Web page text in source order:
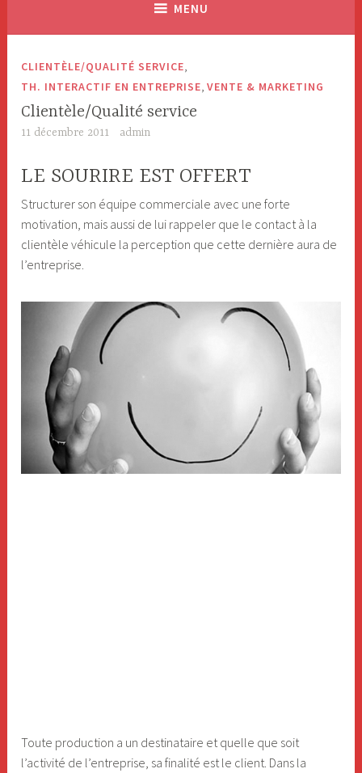
MENU
CLIENTÈLE/QUALITÉ SERVICE,
TH. INTERACTIF EN ENTREPRISE,VENTE & MARKETING
Clientèle/Qualité service
11 décembre 2011 admin
LE SOURIRE EST OFFERT
Structurer son équipe commerciale avec une forte
motivation, mais aussi de lui rappeler que le contact à la
clientèle véhicule la perception que cette dernière aura de
l’entreprise.
Toute production a un destinataire et quelle que soit
l’activité de l’entreprise, sa finalité est le client. Dans la